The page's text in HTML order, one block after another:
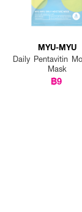
MYU-MYU
Daily Pentavitin
Mask
฿9